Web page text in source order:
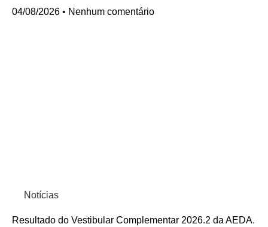
04/08/2026
Nenhum comentário
Notícias
Resultado do Vestibular Complementar 2026.2 da AEDA.